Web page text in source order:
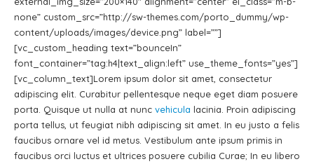
none” custom_src=”http://sw-themes.com/porto_dummy/wp-
content/uploads/images/device.png” label=””]
[vc_custom_heading text=”bounceIn”
font_container=”tag:h4|text_align:left” use_theme_fonts=”yes”]
[vc_column_text]Lorem ipsum dolor sit amet, consectetur
adipiscing elit. Curabitur pellentesque neque eget diam posuere
porta. Quisque ut nulla at nunc vehicula lacinia. Proin adipiscing
porta tellus, ut feugiat nibh adipiscing sit amet. In eu justo a felis
faucibus ornare vel id metus. Vestibulum ante ipsum primis in
faucibus orci luctus et ultrices posuere cubilia Curae; In eu libero